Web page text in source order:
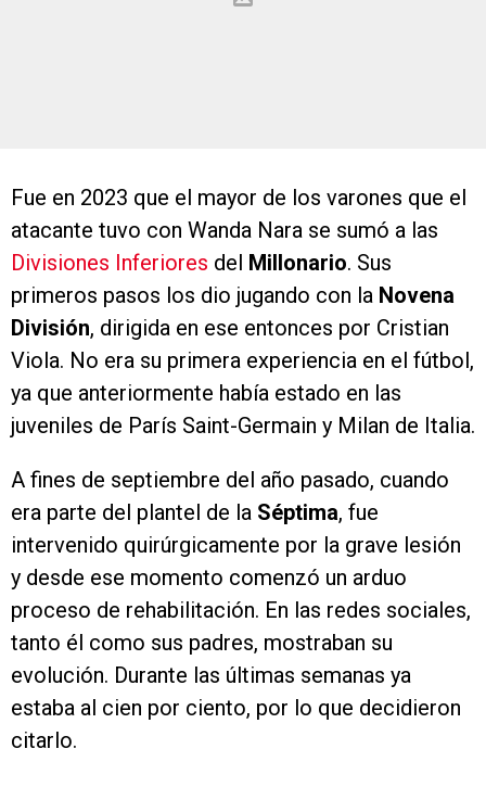
Fue en 2023 que el mayor de los varones que el
atacante tuvo con Wanda Nara se sumó a las
Divisiones Inferiores del Millonario. Sus
primeros pasos los dio jugando con la Novena
División, dirigida en ese entonces por Cristian
Viola. No era su primera experiencia en el fútbol,
ya que anteriormente había estado en las
juveniles de París Saint-Germain y Milan de Italia.
A fines de septiembre del año pasado, cuando
era parte del plantel de la Séptima, fue
intervenido quirúrgicamente por la grave lesión
y desde ese momento comenzó un arduo
proceso de rehabilitación. En las redes sociales,
tanto él como sus padres, mostraban su
evolución. Durante las últimas semanas ya
estaba al cien por ciento, por lo que decidieron
citarlo.